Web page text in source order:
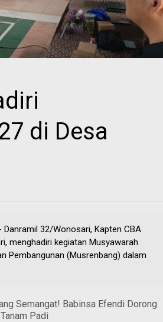
di Desa
Danramil 32/Wonosari, Kapten CBA
menghadiri kegiatan Musyawarah
Pembangunan (Musrenbang) dalam
Semangat! Babinsa Efendi Dorong
Padi